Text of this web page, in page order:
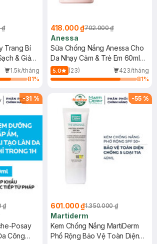
₫
Trang Bí
& Giảm
1.5k/tháng
81%
418.000 ₫702.000 ₫
Anessa
Sữa Chống Nắng Anessa Cho
Da Nhạy Cảm & Trẻ Em 60ml
(Mới)
5.0 (23)
423/tháng
81%
-31 %
₫
Posay
Công
-55 %
601.000 ₫1.350.000 ₫
Martiderm
Kem Chống Nắng MartiDerm
Phổ Rộng Bảo Vệ Toàn Diện